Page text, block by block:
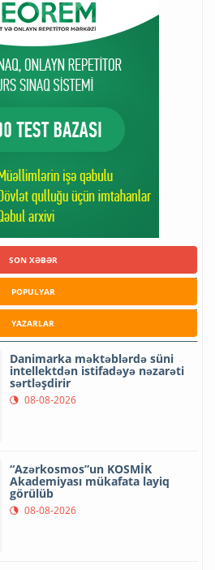
SON XƏBƏR
POPULYAR
YAZARLAR
Danimarka məktəblərdə süni
intellektdən istifadəyə nəzarəti
sərtləşdirir
08-08-2026
“Azərkosmos”un KOSMİK
Akademiyası mükafata layiq
görülüb
08-08-2026